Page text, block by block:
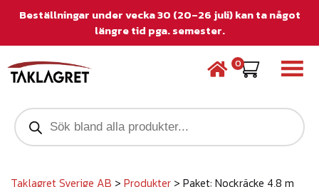
Beställningar under vecka 30 (20–26 juli) kan ta något
längre tid pga. semester.
0
P
r
o
c
Taklagret Sverige AB > Produkter > Paket: Nockräcke 4,8 m